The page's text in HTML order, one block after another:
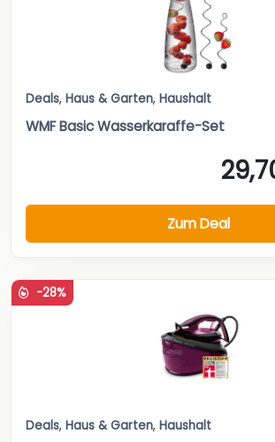
Deals, Haus & Garten, Haushalt
WMF Basic Wasserkaraffe-Set
Zum Deal
-28%
Deals, Haus & Garten, Haushalt